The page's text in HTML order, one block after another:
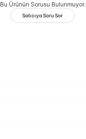
Bu Ürünün Sorusu Bulunmuyor.
Satıcıya Soru Sor